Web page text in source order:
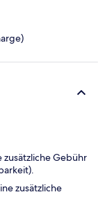
zusätzliche Gebühr
zusätzliche